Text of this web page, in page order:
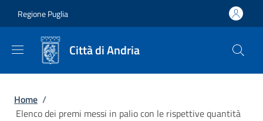
Regione Puglia
Città di Andria
Briciole di pane
Home /
Elenco dei premi messi in palio con le rispettive quantità